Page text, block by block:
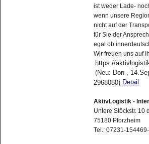
ist weder Lade-
wenn unsere
nicht auf der
für Sie der
egal ob
Wir freuen uns auf
https://
(Neu: Don ,
2968080) Detail
AktivLogistik -
Untere Stöckstr. 10 d
75180 Pforzheim
Tel.: 07231-